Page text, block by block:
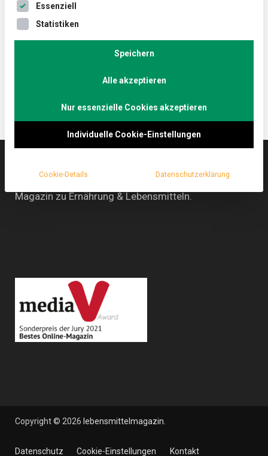
Blumen
Blumen machen sich nicht nur auf dem Tisch gut,
sondern auch auf dem Teller.
Lebensmittelmagazin.de hat eine Expertin für
Magazin zu Ernährung & Lebensmitteln.
Copyright © 2026 lebensmittelmagazin
Datenschutz Cookie-Einstellungen Kontakt
Es folgt eine Liste der Service-Gruppen, für die eine
Essenziell
Statistiken
Speichern
Alle akzeptieren
Nur essenzielle Cookies akzeptieren
Individuelle Cookie-Einstellungen
Cookie-Details Datenschutzerklärung